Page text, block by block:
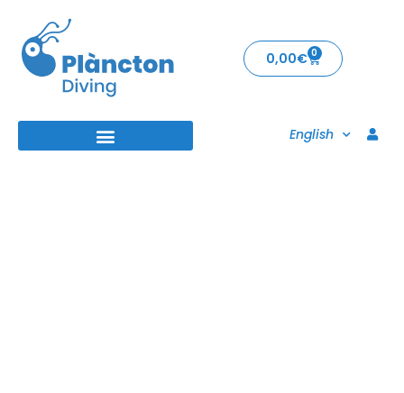
0,00€ 0
English